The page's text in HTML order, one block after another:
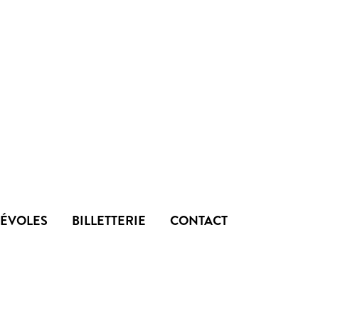
BILLETTERIE CONTACT